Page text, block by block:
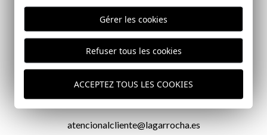
LIVRAISON EN 24/72 HEURES
atencionalcliente@lagarrocha.es
Gérer les cookies
Refuser tous les cookies
ACCEPTEZ TOUS LES COOKIES